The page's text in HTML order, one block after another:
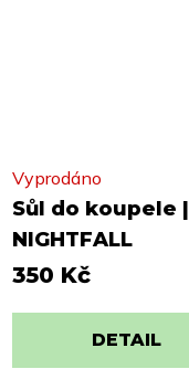
Sůl do koupele |
NIGHTFALL
Vyprodáno
350 Kč
DETAIL